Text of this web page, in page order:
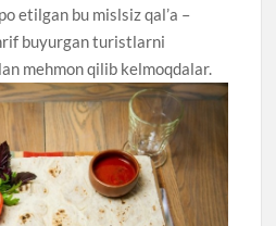
etilgan bu mislsiz qal’a –
buyurgan turistlarni
mehmon qilib kelmoqdalar.